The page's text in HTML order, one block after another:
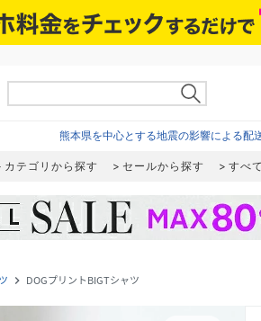
熊本県を中心とする地震の影響による配
カテゴリから探す セールから探す すべ
navigate_next DOGプリントBIGTシャツ